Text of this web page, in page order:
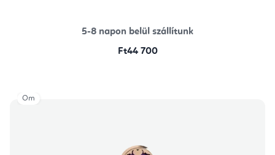
5-8 napon belül szállítunk
Ft44 700
Om